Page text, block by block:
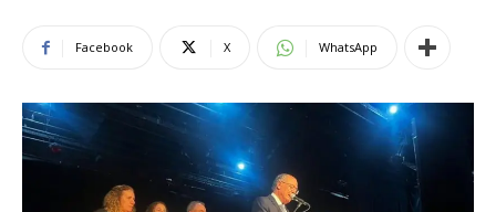
Facebook X WhatsApp